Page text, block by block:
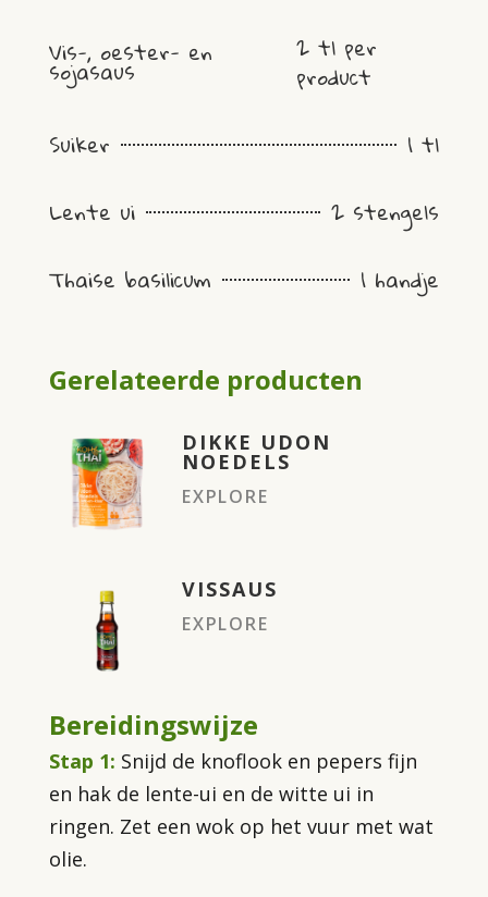
Vis-, oester- en
sojasaus
2 tl per
product
Suiker
1 tl
Lente ui
2 stengels
Thaise basilicum
1 handje
Gerelateerde producten
DIKKE UDON
NOEDELS
EXPLORE
VISSAUS
EXPLORE
Bereidingswijze
Stap 1: Snijd de knoflook en pepers fijn
en hak de lente-ui en de witte ui in
ringen. Zet een wok op het vuur met wat
olie.